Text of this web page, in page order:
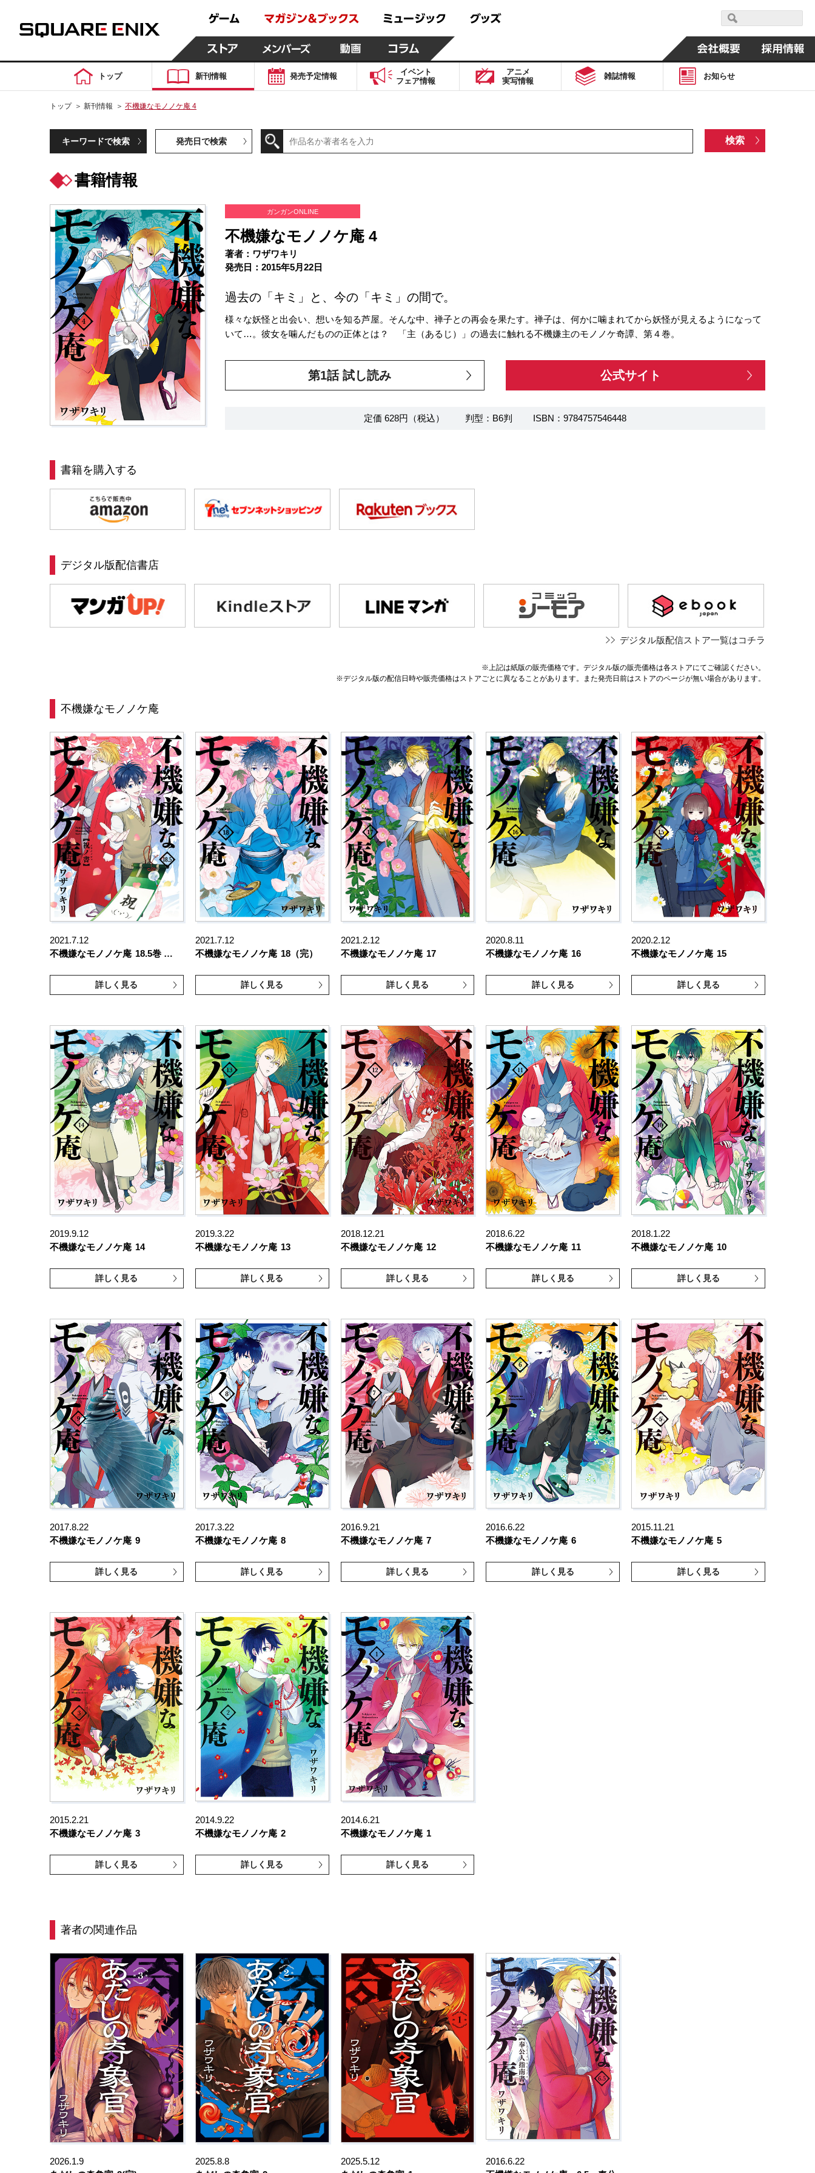
トップ 新刊情報 発売予定情報
イベント
フェア情報
アニメ
実写情報
雑誌情報 お知らせ
トップ ＞ 新刊情報 ＞ 不機嫌なモノノケ庵 4
キーワードで検索 発売日で検索
書籍情報
ガンガンONLINE
不機嫌なモノノケ庵 4
著者：ワザワキリ
発売日：2015年5月22日
過去の「キミ」と、今の「キミ」の間で。
様々な妖怪と出会い、想いを知る芦屋。そんな中、禅子との再会を果たす。禅子は、何かに噛まれてから妖怪が見えるようになって
いて…。彼女を噛んだものの正体とは？ 「主（あるじ）」の過去に触れる不機嫌主のモノノケ奇譚、第４巻。
第1話 試し読み 公式サイト
定価 628円（税込） 判型：B6判 ISBN：9784757546448
書籍を購入する
デジタル版配信書店
デジタル版配信ストア一覧はコチラ
※上記は紙版の販売価格です。デジタル版の販売価格は各ストアにてご確認ください。
※デジタル版の配信日時や販売価格はストアごとに異なることがあります。また発売日前はストアのページが無い場合があります。
不機嫌なモノノケ庵
2021.7.12
不機嫌なモノノケ庵 18.5巻 …
詳しく見る
2021.7.12
不機嫌なモノノケ庵 18（完）
詳しく見る
2021.2.12
不機嫌なモノノケ庵 17
詳しく見る
2020.8.11
不機嫌なモノノケ庵 16
詳しく見る
2020.2.12
不機嫌なモノノケ庵 15
詳しく見る
2019.9.12
不機嫌なモノノケ庵 14
詳しく見る
2019.3.22
不機嫌なモノノケ庵 13
詳しく見る
2018.12.21
不機嫌なモノノケ庵 12
詳しく見る
2018.6.22
不機嫌なモノノケ庵 11
詳しく見る
2018.1.22
不機嫌なモノノケ庵 10
詳しく見る
2017.8.22
不機嫌なモノノケ庵 9
詳しく見る
2017.3.22
不機嫌なモノノケ庵 8
詳しく見る
2016.9.21
不機嫌なモノノケ庵 7
詳しく見る
2016.6.22
不機嫌なモノノケ庵 6
詳しく見る
2015.11.21
不機嫌なモノノケ庵 5
詳しく見る
2015.2.21
不機嫌なモノノケ庵 3
詳しく見る
2014.9.22
不機嫌なモノノケ庵 2
詳しく見る
2014.6.21
不機嫌なモノノケ庵 1
詳しく見る
著者の関連作品
2026.1.9
2025.8.8
2025.5.12
2016.6.22